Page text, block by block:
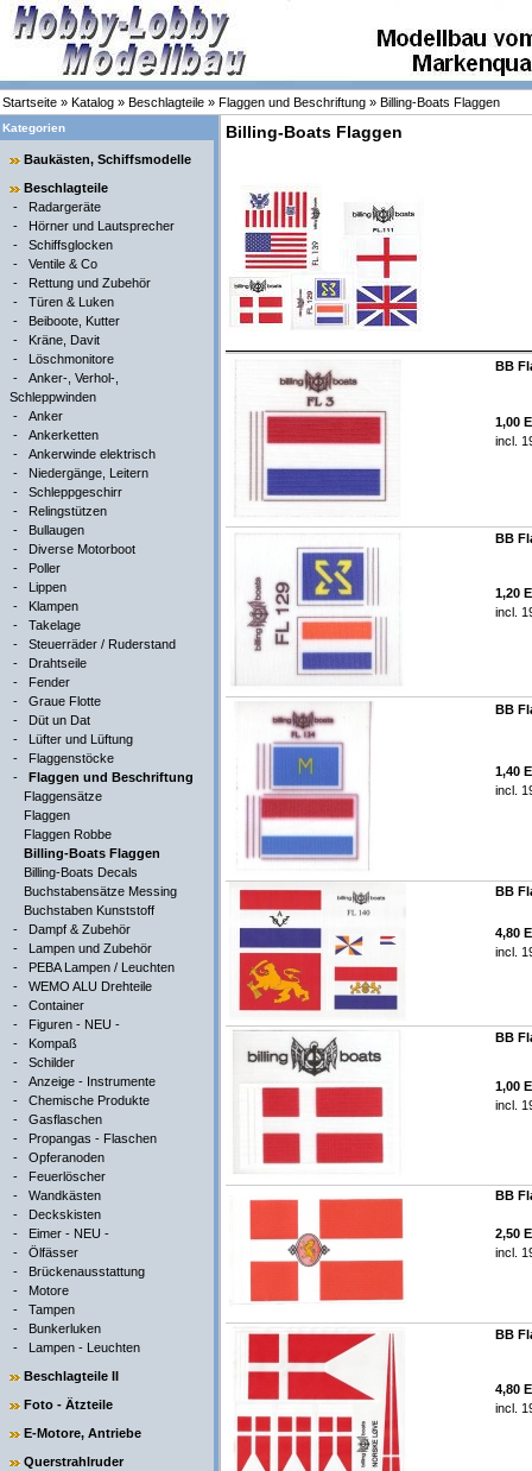
Startseite » Katalog » Beschlagteile » Flaggen und Beschriftung » Billing-Boats Flaggen
Kategorien
Baukästen, Schiffsmodelle
Beschlagteile
- Radargeräte
- Hörner und Lautsprecher
- Schiffsglocken
- Ventile & Co
- Rettung und Zubehör
- Türen & Luken
- Beiboote, Kutter
- Kräne, Davit
- Löschmonitore
- Anker-, Verhol-,
Schleppwinden
- Anker
- Ankerketten
- Ankerwinde elektrisch
- Niedergänge, Leitern
- Schleppgeschirr
- Relingstützen
- Bullaugen
- Diverse Motorboot
- Poller
- Lippen
- Klampen
- Takelage
- Steuerräder / Ruderstand
- Drahtseile
- Fender
- Graue Flotte
- Düt un Dat
- Lüfter und Lüftung
- Flaggenstöcke
- Flaggen und Beschriftung
Flaggensätze
Flaggen
Flaggen Robbe
Billing-Boats Flaggen
Billing-Boats Decals
Buchstabensätze Messing
Buchstaben Kunststoff
- Dampf & Zubehör
- Lampen und Zubehör
- PEBA Lampen / Leuchten
- WEMO ALU Drehteile
- Container
- Figuren - NEU -
- Kompaß
- Schilder
- Anzeige - Instrumente
- Chemische Produkte
- Gasflaschen
- Propangas - Flaschen
- Opferanoden
- Feuerlöscher
- Wandkästen
- Deckskisten
- Eimer - NEU -
- Ölfässer
- Brückenausstattung
- Motore
- Tampen
- Bunkerluken
- Lampen - Leuchten
Beschlagteile II
Foto - Ätzteile
E-Motore, Antriebe
Querstrahlruder
Billing-Boats Flaggen
BB
1,00
incl.
BB
1,20
incl.
BB
1,40
incl.
BB
4,80
incl.
BB
1,00
incl.
BB
2,50
incl.
BB
4,80
incl.